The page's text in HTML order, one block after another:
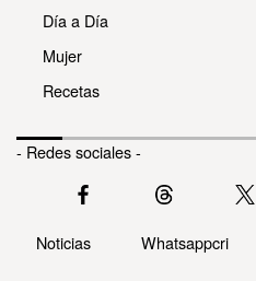
Día a Día
Mujer
Recetas
- Redes sociales -
Noticias Whatsappcri